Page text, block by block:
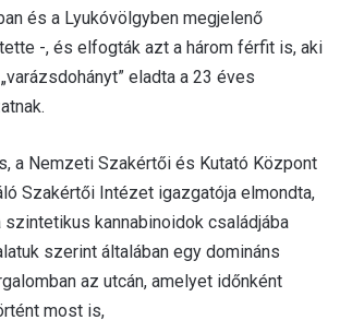
és a Lyukóvölgyben megjelenő
-, és elfogták azt a három férfit is, aki
eladta a 23 éves
a Nemzeti Szakértői és Kutató Központ
Szakértői Intézet igazgatója elmondta,
szintetikus kannabinoidok családjába
szerint általában egy domináns
az utcán, amelyet időnként
most is,